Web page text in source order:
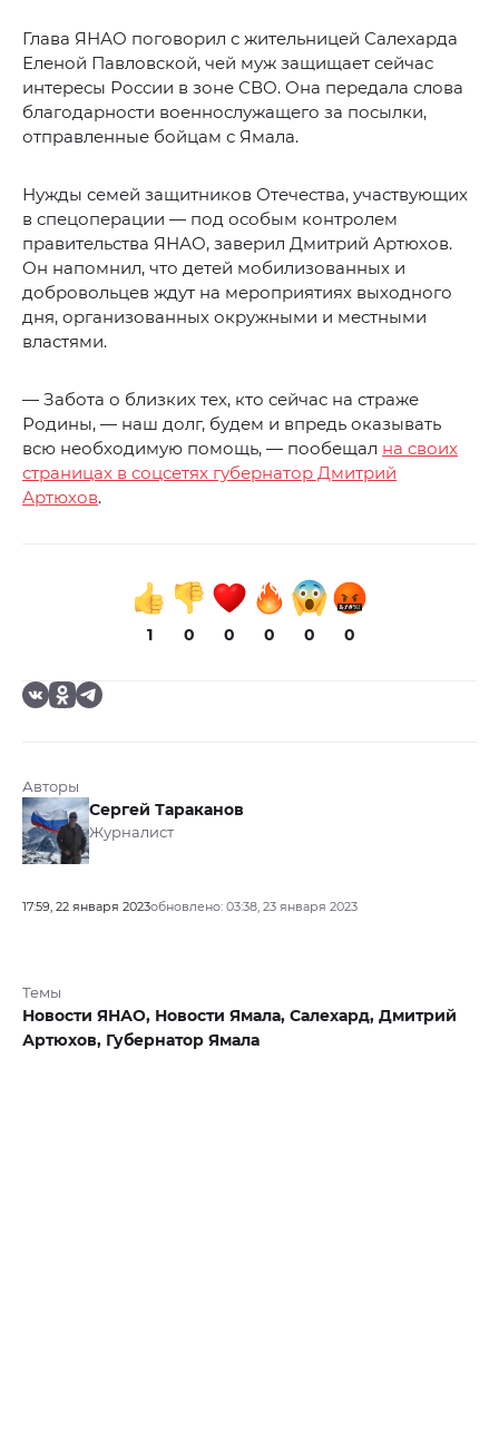
Глава ЯНАО поговорил с жительницей Салехарда
Еленой Павловской, чей муж защищает сейчас
интересы России в зоне СВО. Она передала слова
благодарности военнослужащего за посылки,
отправленные бойцам с Ямала.
Нужды семей защитников Отечества, участвующих
в спецоперации — под особым контролем
правительства ЯНАО, заверил Дмитрий Артюхов.
Он напомнил, что детей мобилизованных и
добровольцев ждут на мероприятиях выходного
дня, организованных окружными и местными
властями.
— Забота о близких тех, кто сейчас на страже
Родины, — наш долг, будем и впредь оказывать
всю необходимую помощь, — пообещал на своих
страницах в соцсетях губернатор Дмитрий
Артюхов.
1 0 0 0 0 0
Авторы
Сергей Тараканов
Журналист
17:59, 22 января 2023обновлено: 03:38, 23 января 2023
Темы
Новости ЯНАО, Новости Ямала, Салехард, Дмитрий
Артюхов, Губернатор Ямала